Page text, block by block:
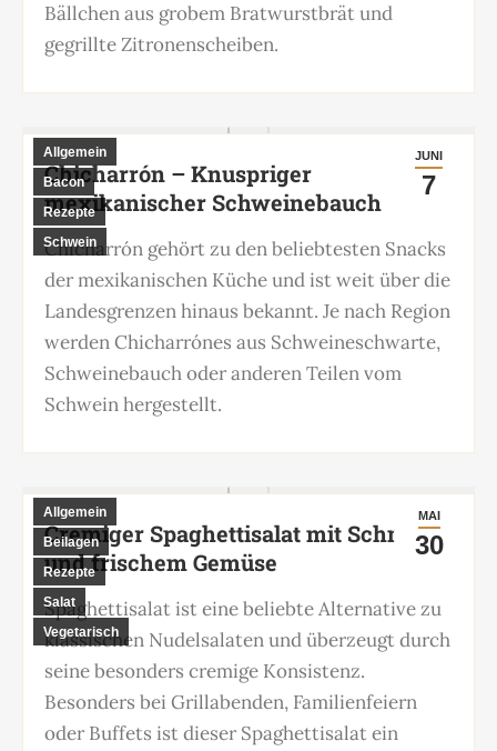
Bällchen aus grobem Bratwurstbrät und
gegrillte Zitronenscheiben.
JUNI
7
Allgemein
Bacon
Rezepte
Schwein
Chicharrón – Knuspriger
mexikanischer Schweinebauch
Chicharrón gehört zu den beliebtesten Snacks
der mexikanischen Küche und ist weit über die
Landesgrenzen hinaus bekannt. Je nach Region
werden Chicharrónes aus Schweineschwarte,
Schweinebauch oder anderen Teilen vom
Schwein hergestellt.
MAI
30
Allgemein
Beilagen
Rezepte
Salat
Vegetarisch
Cremiger Spaghettisalat mit Schmand
und frischem Gemüse
Spaghettisalat ist eine beliebte Alternative zu
klassischen Nudelsalaten und überzeugt durch
seine besonders cremige Konsistenz.
Besonders bei Grillabenden, Familienfeiern
oder Buffets ist dieser Spaghettisalat ein